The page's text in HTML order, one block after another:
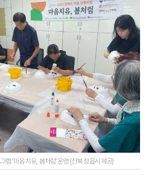
램 ‘마음 치유, 봄처럼’ 운영 (전북 정읍시 제공)